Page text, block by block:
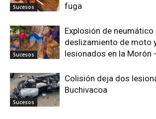
Sucesos
fuga
Sucesos
Explosión de neumático
deslizamiento de moto
lesionados en la Morón
Sucesos
Colisión deja dos
Buchivacoa